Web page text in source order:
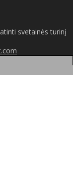
svetainės turinį